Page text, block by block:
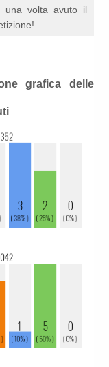
una volta avuto il
grafica delle